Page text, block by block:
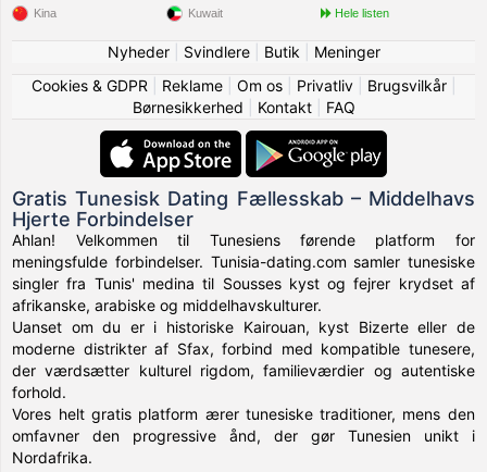
Kina Kuwait Hele listen
Nyheder| Svindlere| Butik
Meninger
Cookies & GDPR
Reklame| Om os| Privatliv| Brugsvilkår|
Børnesikkerhed
Kontakt| FAQ
Gratis Tunesisk Dating Fællesskab – Middelhavs
Hjerte Forbindelser
Ahlan! Velkommen til Tunesiens førende platform for
meningsfulde forbindelser. Tunisia-dating.com samler tunesiske
singler fra Tunis' medina til Sousses kyst og fejrer krydset af
afrikanske, arabiske og middelhavskulturer.
Uanset om du er i historiske Kairouan, kyst Bizerte eller de
moderne distrikter af Sfax, forbind med kompatible tunesere,
der værdsætter kulturel rigdom, familieværdier og autentiske
forhold.
Vores helt gratis platform ærer tunesiske traditioner, mens den
omfavner den progressive ånd, der gør Tunesien unikt i
Nordafrika.